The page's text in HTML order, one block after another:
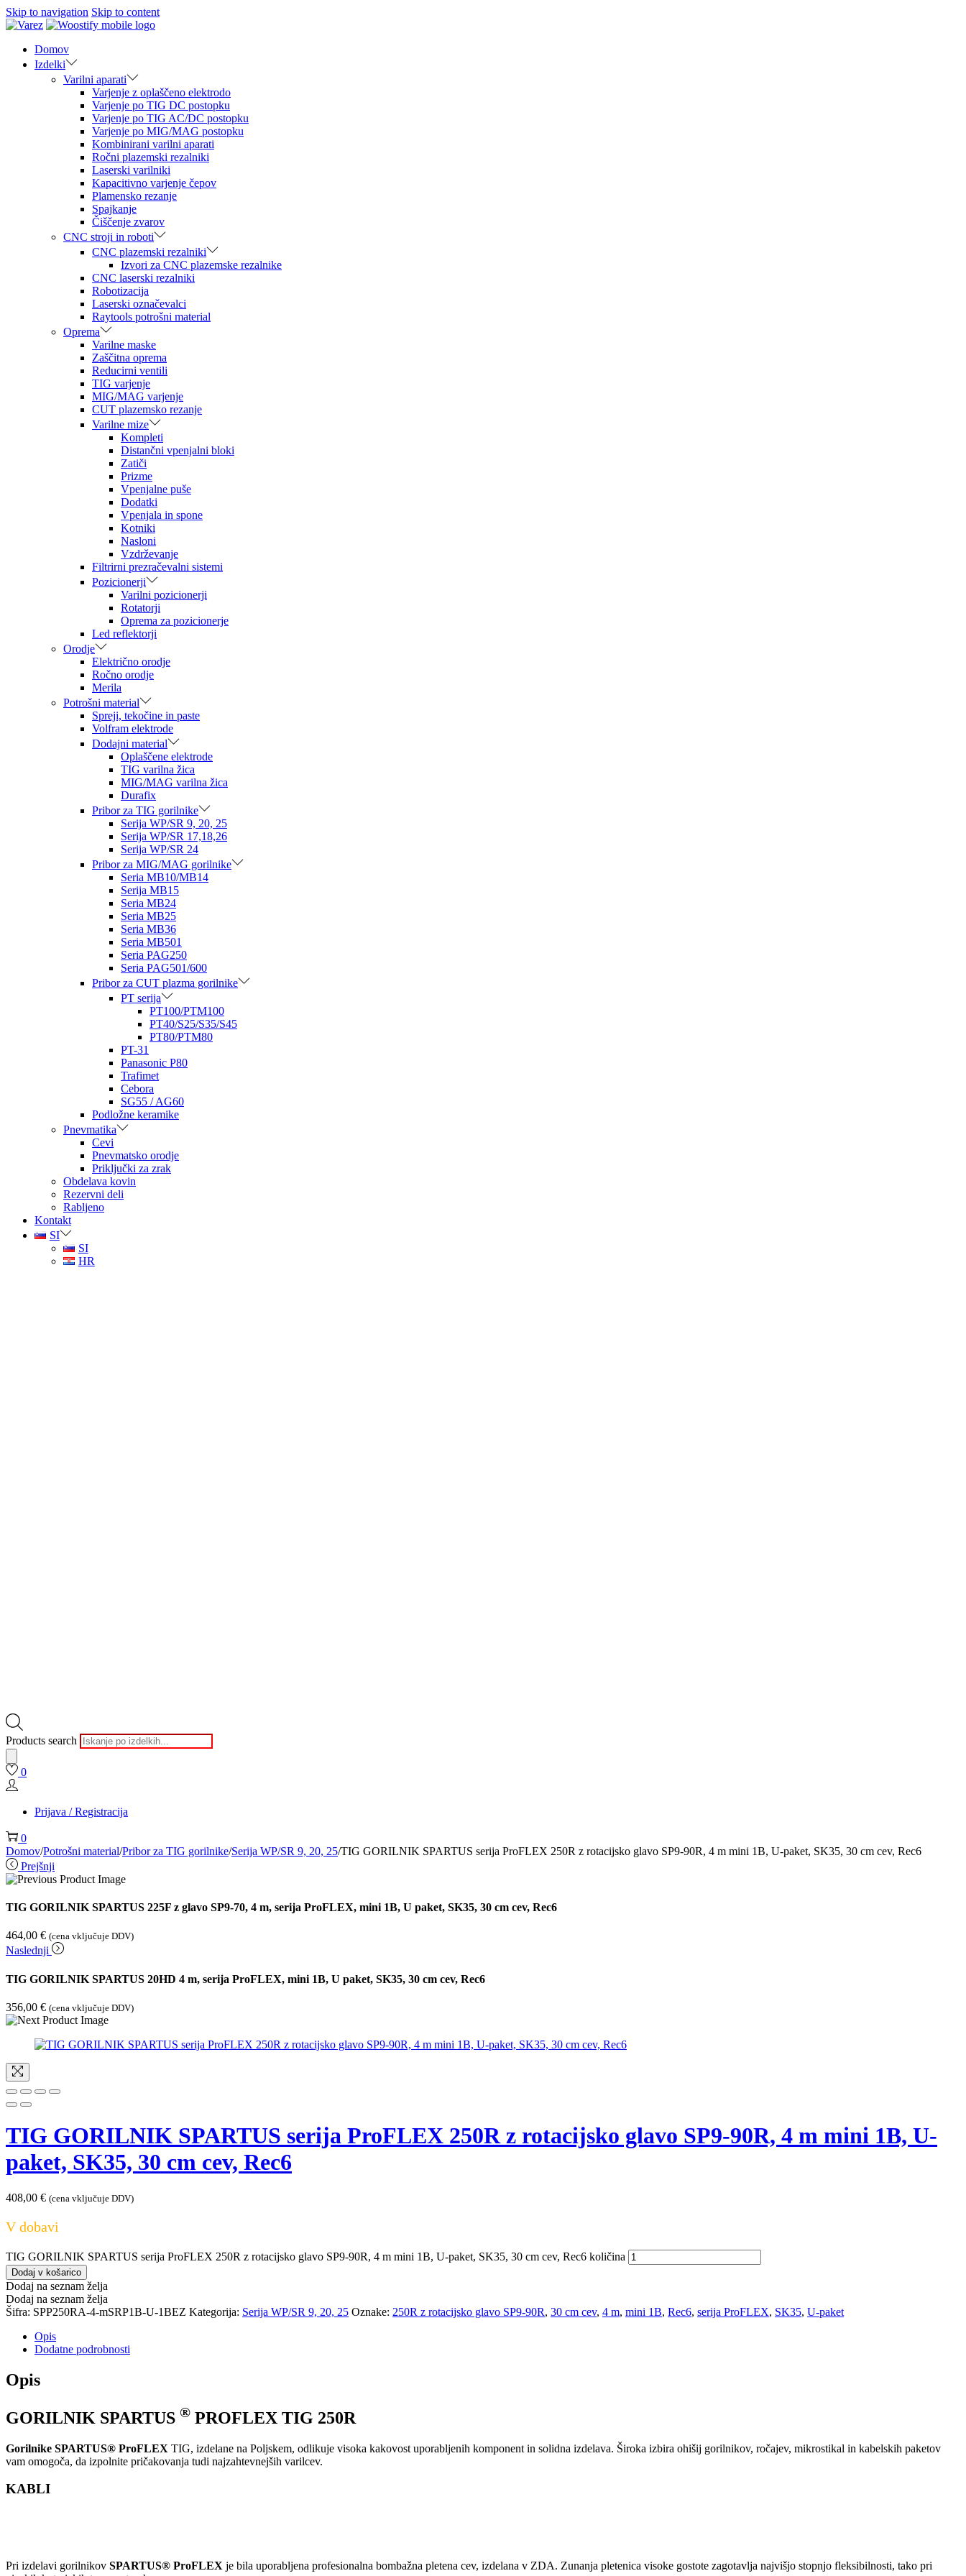
Skip to navigation Skip to content
Domov
Izdelki
Varilni aparati
Varjenje z oplaščeno elektrodo
Varjenje po TIG DC postopku
Varjenje po TIG AC/DC postopku
Varjenje po MIG/MAG postopku
Kombinirani varilni aparati
Ročni plazemski rezalniki
Laserski varilniki
Kapacitivno varjenje čepov
Plamensko rezanje
Spajkanje
Čiščenje zvarov
CNC stroji in roboti
CNC plazemski rezalniki
Izvori za CNC plazemske rezalnike
CNC laserski rezalniki
Robotizacija
Laserski označevalci
Raytools potrošni material
Oprema
Varilne maske
Zaščitna oprema
Reducirni ventili
TIG varjenje
MIG/MAG varjenje
CUT plazemsko rezanje
Varilne mize
Kompleti
Distančni vpenjalni bloki
Zatiči
Prizme
Vpenjalne puše
Dodatki
Vpenjala in spone
Kotniki
Nasloni
Vzdrževanje
Filtrirni prezračevalni sistemi
Pozicionerji
Varilni pozicionerji
Rotatorji
Oprema za pozicionerje
Led reflektorji
Orodje
Električno orodje
Ročno orodje
Merila
Potrošni material
Spreji, tekočine in paste
Volfram elektrode
Dodajni material
Oplaščene elektrode
TIG varilna žica
MIG/MAG varilna žica
Durafix
Pribor za TIG gorilnike
Serija WP/SR 9, 20, 25
Serija WP/SR 17,18,26
Serija WP/SR 24
Pribor za MIG/MAG gorilnike
Seria MB10/MB14
Serija MB15
Seria MB24
Seria MB25
Seria MB36
Seria MB501
Seria PAG250
Seria PAG501/600
Pribor za CUT plazma gorilnike
PT serija
PT100/PTM100
PT40/S25/S35/S45
PT80/PTM80
PT-31
Panasonic P80
Trafimet
Cebora
SG55 / AG60
Podložne keramike
Pnevmatika
Cevi
Pnevmatsko orodje
Priključki za zrak
Obdelava kovin
Rezervni deli
Rabljeno
Kontakt
SI
SI
HR
Products search
0
Prijava / Registracija
0
Domov/Potrošni material/Pribor za TIG gorilnike/Serija WP/SR 9, 20, 25/TIG GORILNIK SPARTUS serija ProFLEX 250R z rotacijsko glavo SP9-90R, 4 m mini 1B, U-paket, SK35, 30 cm cev, Rec6
Prejšnji
TIG GORILNIK SPARTUS 225F z glavo SP9-70, 4 m, serija ProFLEX, mini 1B, U paket, SK35, 30 cm cev, Rec6
464,00 € (cena vključuje DDV)
Naslednji
TIG GORILNIK SPARTUS 20HD 4 m, serija ProFLEX, mini 1B, U paket, SK35, 30 cm cev, Rec6
356,00 € (cena vključuje DDV)
TIG GORILNIK SPARTUS serija ProFLEX 250R z rotacijsko glavo SP9-90R, 4 m mini 1B, U-
paket, SK35, 30 cm cev, Rec6
408,00 € (cena vključuje DDV)
V dobavi
TIG GORILNIK SPARTUS serija ProFLEX 250R z rotacijsko glavo SP9-90R, 4 m mini 1B, U-paket, SK35, 30 cm cev, Rec6 količina
Dodaj v košarico
Dodaj na seznam želja
Dodaj na seznam želja
Šifra: SPP250RA-4-mSRP1B-U-1BEZ Kategorija: Serija WP/SR 9, 20, 25 Oznake: 250R z rotacijsko glavo SP9-90R, 30 cm cev, 4 m, mini 1B, Rec6, serija ProFLEX, SK35, U-paket
Opis
Dodatne podrobnosti
Opis
GORILNIK SPARTUS ® PROFLEX TIG 250R
Gorilnike SPARTUS® ProFLEX TIG, izdelane na Poljskem, odlikuje visoka kakovost uporabljenih komponent in solidna izdelava. Široka izbira ohišij gorilnikov, ročajev, mikrostikal in kabelskih paketov
vam omogoča, da izpolnite pričakovanja tudi najzahtevnejših varilcev.
KABLI
Pri izdelavi gorilnikov SPARTUS® ProFLEX je bila uporabljena profesionalna bombažna pletena cev, izdelana v ZDA. Zunanja pletenica visoke gostote zagotavlja najvišjo stopnjo fleksibilnosti, tako pri